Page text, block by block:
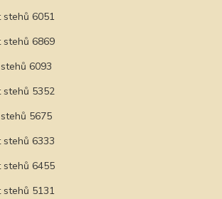
stehů 6051
stehů 6869
6093
stehů 5352
5675
stehů 6333
stehů 6455
stehů 5131